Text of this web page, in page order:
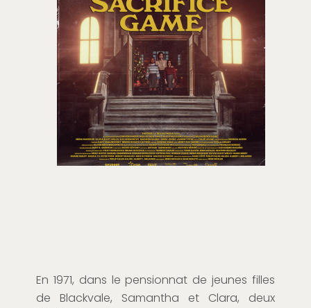
En 1971, dans le pensionnat de jeunes filles
de Blackvale, Samantha et Clara, deux